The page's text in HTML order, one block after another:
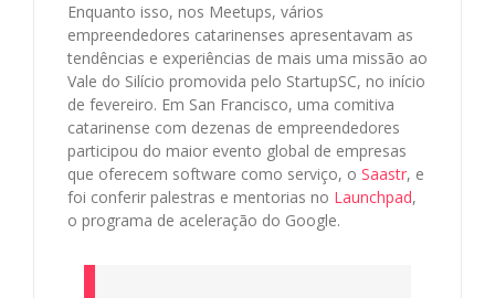
Enquanto isso, nos Meetups, vários
empreendedores catarinenses apresentavam as
tendências e experiências de mais uma missão ao
Vale do Silício promovida pelo StartupSC, no início
de fevereiro. Em San Francisco, uma comitiva
catarinense com dezenas de empreendedores
participou do maior evento global de empresas
que oferecem software como serviço, o Saastr, e
foi conferir palestras e mentorias no Launchpad,
o programa de aceleração do Google.